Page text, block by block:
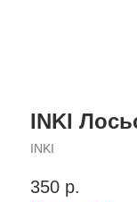
INKI
INKI
350 р.